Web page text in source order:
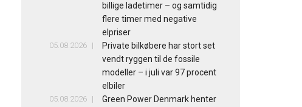
billige ladetimer – og samtidig
flere timer med negative
elpriser
05.08.2026
Private bilkøbere har stort set
vendt ryggen til de fossile
modeller – i juli var 97 procent
elbiler
05.08.2026
Green Power Denmark henter